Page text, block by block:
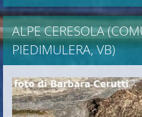
ALPE CERESOLA
PIEDIMULERA, VB)